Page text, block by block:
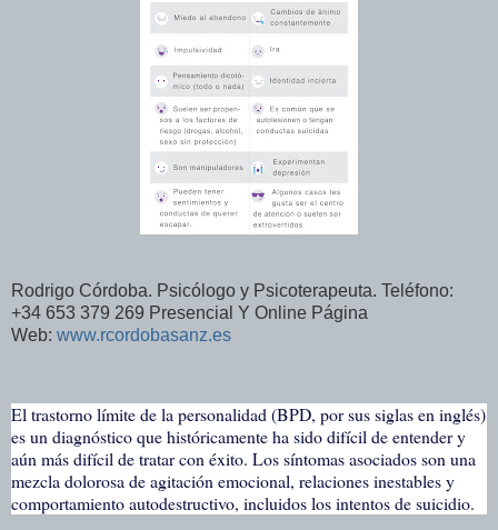
Rodrigo Córdoba. Psicólogo y Psicoterapeuta. Teléfono:
+34 653 379 269 Presencial Y Online Página
Web: www.rcordobasanz.es
El trastorno límite de la personalidad (BPD, por sus siglas en inglés)
es un diagnóstico que históricamente ha sido difícil de entender y
aún más difícil de tratar con éxito. Los síntomas asociados son una
mezcla dolorosa de agitación emocional, relaciones inestables y
comportamiento autodestructivo, incluidos los intentos de suicidio.